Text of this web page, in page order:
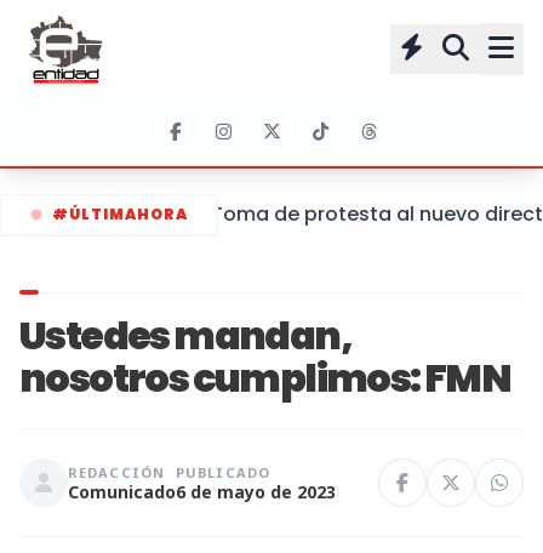
#ÚLTIMAHORA Toma de protesta al nuevo
Ustedes mandan,
nosotros cumplimos: FMN
REDACCIÓN
Comunicado
PUBLICADO
6 de mayo de 2023